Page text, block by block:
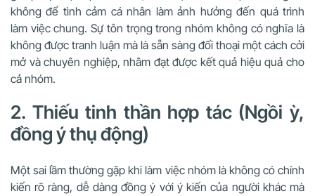
không để tình cảm cá nhân làm ảnh hưởng đến quá trình
làm việc chung. Sự tôn trọng trong nhóm không có nghĩa là
không được tranh luận mà là sẵn sàng đối thoại một cách cởi
mở và chuyên nghiệp, nhằm đạt được kết quả hiệu quả cho
cả nhóm.
2. Thiếu tinh thần hợp tác (Ngồi ỳ,
đồng ý thụ động)
Một sai lầm thường gặp khi làm việc nhóm là không có chính
kiến rõ ràng, dễ dàng đồng ý với ý kiến của người khác mà